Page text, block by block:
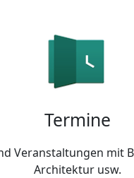
Termine
Veranstaltungen mit
Architektur usw.